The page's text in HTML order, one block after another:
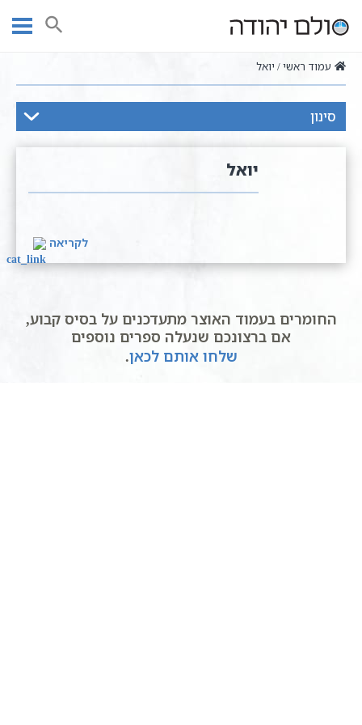
חיפוש
עמוד ראשי יואל
יואל
לקריאה
החומרים בעמוד האוצר מתעדכנים על בסיס קבוע,
אם ברצונכם שנעלה ספרים נוספים
שלחו אותם לכאן.
סינון